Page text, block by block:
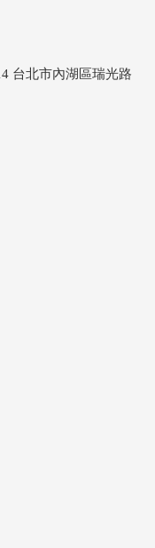
台北市內湖區瑞光路